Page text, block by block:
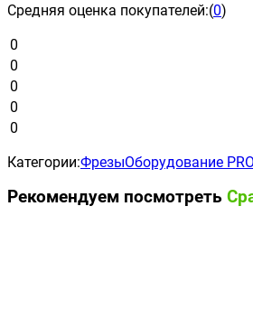
Средняя оценка покупателей:(0)
0
0
0
0
0
Категории:ФрезыОборудование
Рекомендуем посмотреть